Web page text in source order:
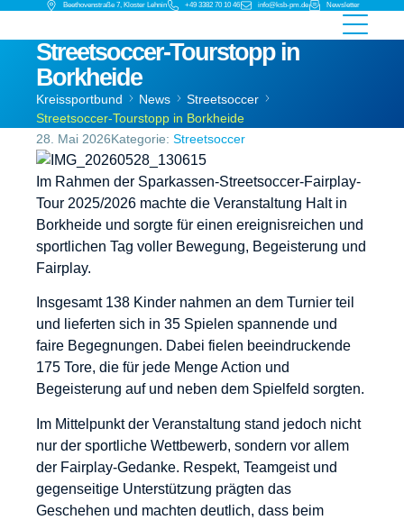
Beethovenstraße 7, Kloster Lehnin +49 3382 70 10 46 info@ksb-pm.de Newsletter
Streetsoccer-Tourstopp in
Borkheide
Kreissportbund News
Streetsoccer
Streetsoccer-Tourstopp in Borkheide
28. Mai 2026 Kategorie: Streetsoccer
Im Rahmen der Sparkassen-Streetsoccer-Fairplay-
Tour 2025/2026 machte die Veranstaltung Halt in
Borkheide und sorgte für einen ereignisreichen und
sportlichen Tag voller Bewegung, Begeisterung und
Fairplay.
Insgesamt 138 Kinder nahmen an dem Turnier teil
und lieferten sich in 35 Spielen spannende und
faire Begegnungen. Dabei fielen beeindruckende
175 Tore, die für jede Menge Action und
Begeisterung auf und neben dem Spielfeld sorgten.
Im Mittelpunkt der Veranstaltung stand jedoch nicht
nur der sportliche Wettbewerb, sondern vor allem
der Fairplay-Gedanke. Respekt, Teamgeist und
gegenseitige Unterstützung prägten das
Geschehen und machten deutlich, dass beim